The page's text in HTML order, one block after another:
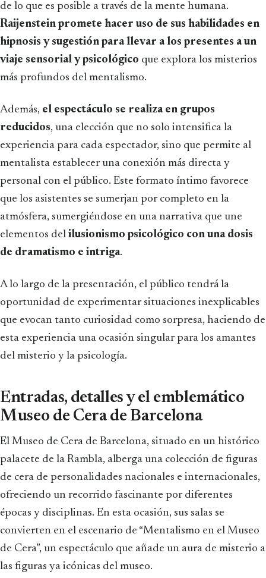
de lo que es posible a través de la mente humana.
Raijenstein promete hacer uso de sus habilidades en
hipnosis y sugestión para llevar a los presentes a un
viaje sensorial y psicológico que explora los misterios
más profundos del mentalismo.
Además, el espectáculo se realiza en grupos
reducidos, una elección que no solo intensifica la
experiencia para cada espectador, sino que permite al
mentalista establecer una conexión más directa y
personal con el público. Este formato íntimo favorece
que los asistentes se sumerjan por completo en la
atmósfera, sumergiéndose en una narrativa que une
elementos del ilusionismo psicológico con una dosis
de dramatismo e intriga.
A lo largo de la presentación, el público tendrá la
oportunidad de experimentar situaciones inexplicables
que evocan tanto curiosidad como sorpresa, haciendo de
esta experiencia una ocasión singular para los amantes
del misterio y la psicología.
Entradas, detalles y el emblemático
Museo de Cera de Barcelona
El Museo de Cera de Barcelona, situado en un histórico
palacete de la Rambla, alberga una colección de figuras
de cera de personalidades nacionales e internacionales,
ofreciendo un recorrido fascinante por diferentes
épocas y disciplinas. En esta ocasión, sus salas se
convierten en el escenario de “Mentalismo en el Museo
de Cera”, un espectáculo que añade un aura de misterio a
las figuras ya icónicas del museo.